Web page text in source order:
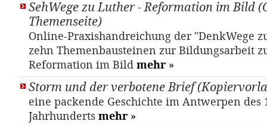
SehWege zu Luther - Reformation im Bild
Themenseite)
Online-Praxishandreichung der "DenkWege
zehn Themenbausteinen zur Bildungsarbeit
Reformation im Bild mehr »
Storm und der verbotene Brief
eine packende Geschichte im Antwerpen des
Jahrhunderts mehr »